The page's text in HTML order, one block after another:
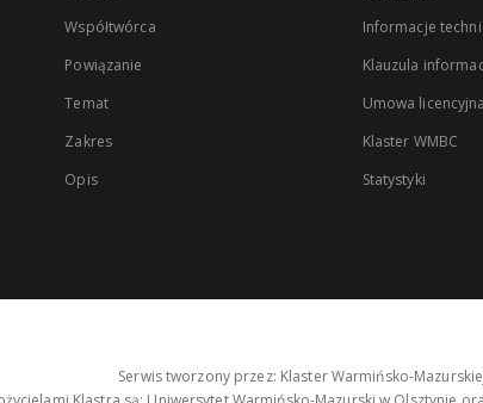
Współtwórca
Powiązanie
Temat
Zakres
Opis
Informacje
Klauzula
Umowa
Klaster WMBC
Statystyki
Serwis tworzony przez: Klaster Warmińsko-